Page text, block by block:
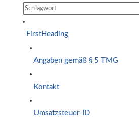
FirstHeading
Angaben gemäß § 5 TMG
Kontakt
Umsatzsteuer-ID